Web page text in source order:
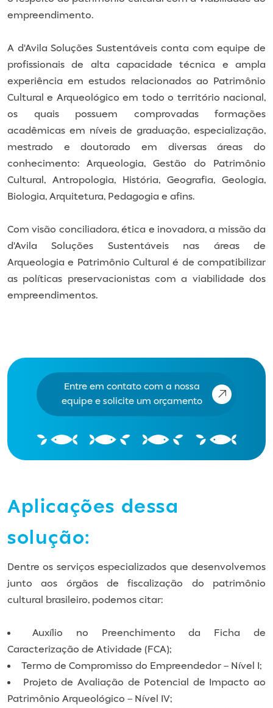
empreendimento.
A d'Avila Soluções Sustentáveis conta com equipe de
profissionais de alta capacidade técnica e ampla
experiência em estudos relacionados ao Patrimônio
Cultural e Arqueológico em todo o território nacional,
os quais possuem comprovadas formações
acadêmicas em níveis de graduação, especialização,
mestrado e doutorado em diversas áreas do
conhecimento: Arqueologia, Gestão do Patrimônio
Cultural, Antropologia, História, Geografia, Geologia,
Biologia, Arquitetura, Pedagogia e afins.
Com visão conciliadora, ética e inovadora, a missão da
d'Avila Soluções Sustentáveis nas áreas de
Arqueologia e Patrimônio Cultural é de compatibilizar
as políticas preservacionistas com a viabilidade dos
empreendimentos.
Entre em contato com a nossa
equipe e solicite um orçamento
Aplicações dessa
solução:
Dentre os serviços especializados que desenvolvemos
junto aos órgãos de fiscalização do patrimônio
cultural brasileiro, podemos citar:
Auxílio no Preenchimento da Ficha de
Caracterização de Atividade (FCA);
Termo de Compromisso do Empreendedor – Nível I;
Projeto de Avaliação de Potencial de Impacto ao
Patrimônio Arqueológico – Nível IV;